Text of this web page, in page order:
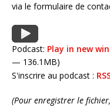
via le formulaire de
Podcast: Play in new
— 136.1MB)
S'inscrire au podcast :
(Pour enregistrer le